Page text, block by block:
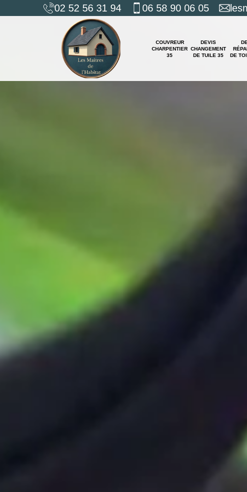
02 52 56 31 94 06 58 90 06 05
COUVREUR
CHARPENTIER
35
DEVIS
CHANGEMENT
DE TUILE 35
DE